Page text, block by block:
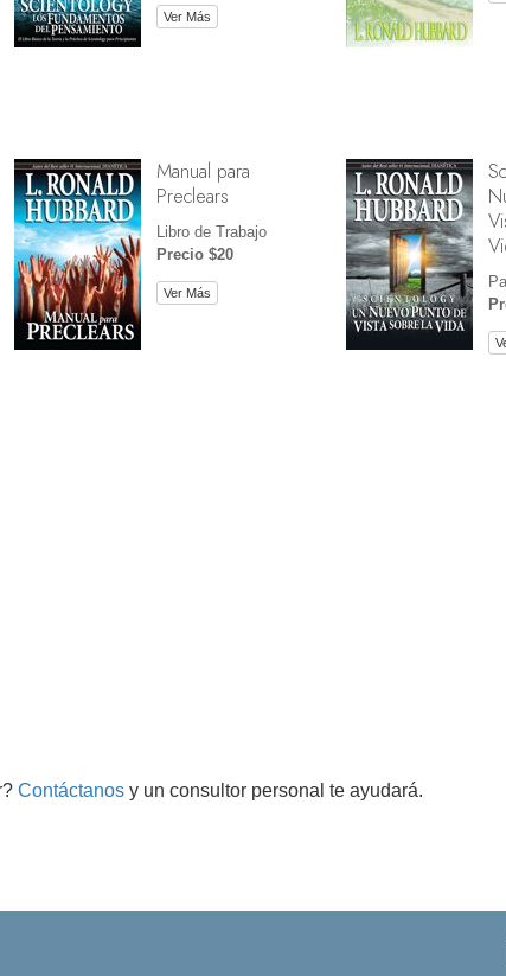
Ver Más
Manual para
Preclears
Libro de Trabajo
Precio $20
Ver Más
Contáctanos y un consultor personal te ayudará.